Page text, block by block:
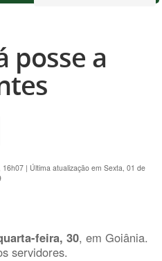
posse a
16h07 | Última atualização em Sexta, 01 de
feira, 30, em Goiânia.
servidores.